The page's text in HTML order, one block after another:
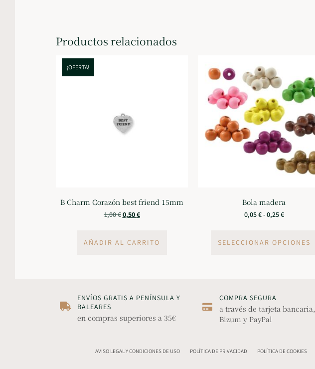
Productos relacionados
¡OFERTA!
B Charm Corazón best friend 15mm
1,00€0,50€
AÑADIR AL CARRITO
Bola madera
0,05€-0,25€
SELECCIONAR OPCIONES
ENVÍOS GRATIS A PENÍNSULA Y
BALEARES
en compras superiores a 35€
COMPRA SEGURA
a través de tarjeta bancaria,
Bizum y PayPal
AVISO LEGAL Y CONDICIONES DE USO POLÍTICA DE PRIVACIDAD POLÍTICA DE COOKIES